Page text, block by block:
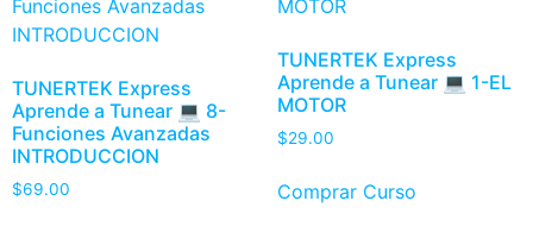
TUNERTEK Express
Aprende a Tunear 💻 8-
Funciones Avanzadas
INTRODUCCION
$69.00
TUNERTEK Express
Aprende a Tunear 💻 1-EL
MOTOR
$29.00
Comprar Curso